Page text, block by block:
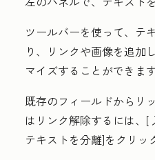
ツールバーを使って、テ
り、リンクや画像を追加
マイズすることができます
既存のフィールドからリ
はリンク解除するには、[
テキストを分離]をクリッ